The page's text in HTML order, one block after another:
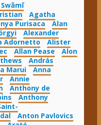
Agatha
Purisaca
Alan
Alexander
Adornetto
Alister
Allan Pease
Alon
András
Marui
Anna
Annie
Anthony de
Anthony
Anton Pavlovics